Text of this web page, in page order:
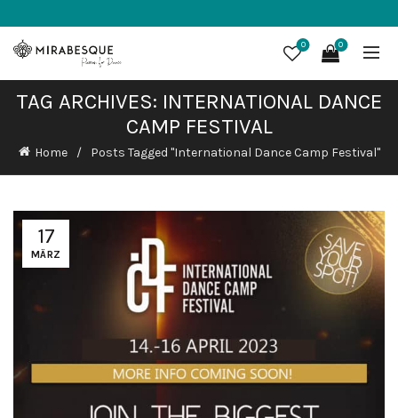
0 0
TAG ARCHIVES: INTERNATIONAL DANCE
CAMP FESTIVAL
Home Posts Tagged "International Dance Camp Festival"
17
MÄRZ